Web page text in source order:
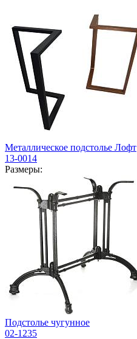
Металлическое подстолье Лофт
13-0014
Размеры:
Подстолье чугунное
02-1235